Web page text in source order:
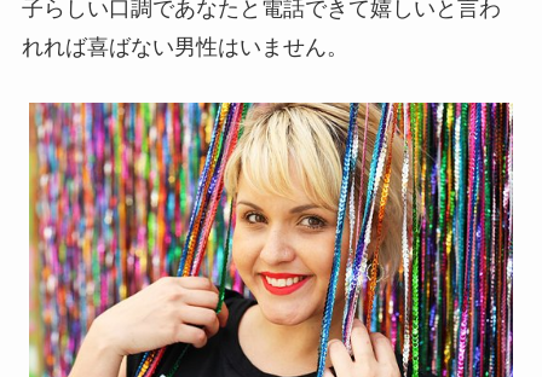
子らしい口調であなたと電話できて嬉しいと言わ
れれば喜ばない男性はいません。